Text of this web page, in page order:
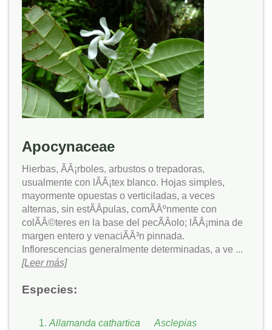
Apocynaceae
Hierbas, ÃÂ¡rboles, arbustos o trepadoras,
usualmente con lÃÂ¡tex blanco. Hojas simples,
mayormente opuestas o verticiladas, a veces
alternas, sin estÃÂ­pulas, comÃÂºnmente con
colÃÂ©teres en la base del pecÃÂ­olo; lÃÂ¡mina de
margen entero y venaciÃÂ³n pinnada.
Inflorescencias generalmente determinadas, a ve ...
[Leer más]
Especies:
Allamanda cathartica
Asclepias